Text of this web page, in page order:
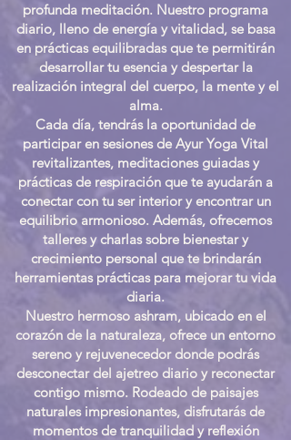
profunda meditación. Nuestro programa
diario, lleno de energía y vitalidad, se basa
en prácticas equilibradas que te permitirán
desarrollar tu esencia y despertar la
realización integral del cuerpo, la mente y el
alma.
Cada día, tendrás la oportunidad de
participar en sesiones de Ayur Yoga Vital
revitalizantes, meditaciones guiadas y
prácticas de respiración que te ayudarán a
conectar con tu ser interior y encontrar un
equilibrio armonioso. Además, ofrecemos
talleres y charlas sobre bienestar y
crecimiento personal que te brindarán
herramientas prácticas para mejorar tu vida
diaria.
Nuestro hermoso ashram, ubicado en el
corazón de la naturaleza, ofrece un entorno
sereno y rejuvenecedor donde podrás
desconectar del ajetreo diario y reconectar
contigo mismo. Rodeado de paisajes
naturales impresionantes, disfrutarás de
momentos de tranquilidad y reflexión